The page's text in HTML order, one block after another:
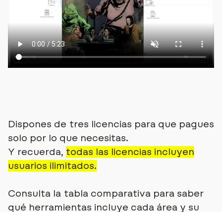
Dispones de tres licencias para que pagues
solo por lo que necesitas.
Y recuerda, todas las licencias incluyen
usuarios ilimitados.
Consulta la tabla comparativa para saber
qué herramientas incluye cada área y su